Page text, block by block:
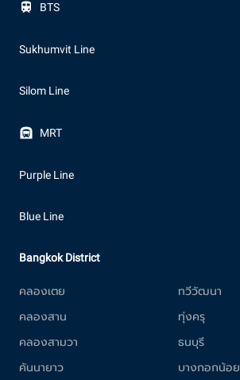
BTS
Sukhumvit Line
Silom Line
MRT
Purple Line
Blue Line
Bangkok District
คลองเตย
คลองสาน
คลองสามวา
คันนายาว
ทวีวัฒนา
ทุ่งครุ
ธนบุรี
บางกอกน้อย